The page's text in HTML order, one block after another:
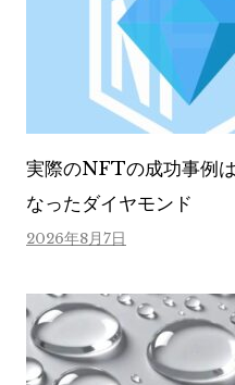
実際のNFTの成功事例
なったダイヤモンド
2026年8月7日